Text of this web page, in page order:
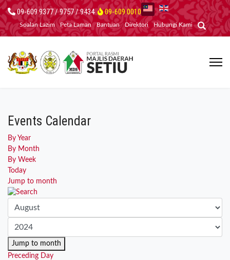
09-609 9377 / 9757 / 9434 09-609 0010
Soalan Lazim Peta Laman Bantuan Direktori Hubungi Kami
Events Calendar
By Year
By Month
By Week
Today
Jump to month
Jump to month
Preceding Day